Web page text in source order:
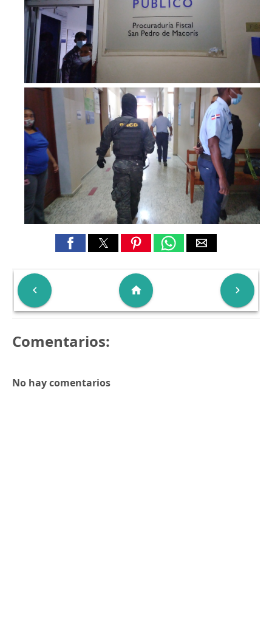
 
home
Comentarios:
No hay comentarios